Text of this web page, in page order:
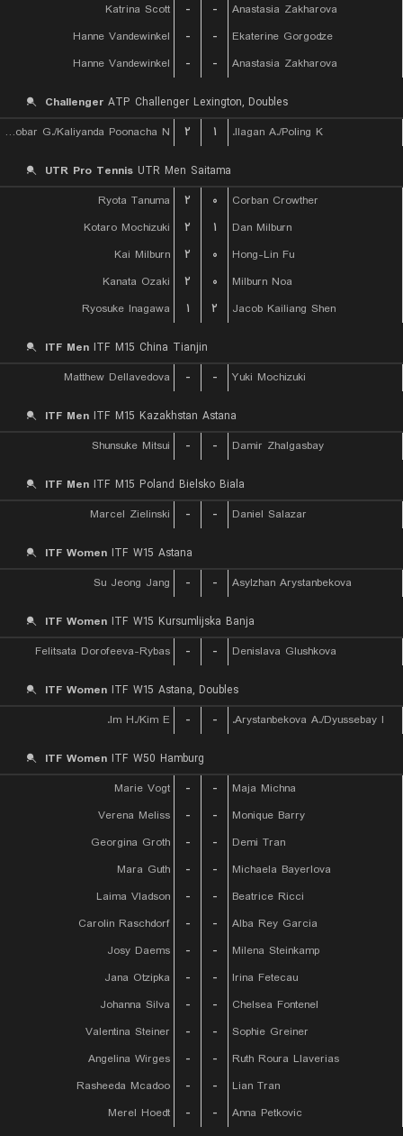
Katrina Scott
- -
Anastasia Zakharova
Hanne Vandewinkel
- -
Ekaterine Gorgodze
Hanne Vandewinkel
- - Anastasia Zakharova
Challenger ATP Challenger Lexington, Doubles
Escobar G./Kaliyanda Poonacha N.
۲ ۱ Ilagan A./Poling K.
UTR Pro Tennis UTR Men Saitama
Ryota Tanuma
۲ ۰
Corban Crowther
Kotaro Mochizuki
۲ ۱
Dan Milburn
Kai Milburn
۲ ۰
Hong-Lin Fu
Kanata Ozaki
۲ ۰
Milburn Noa
Ryosuke Inagawa
۱ ۲ Jacob Kailiang Shen
ITF Men ITF M15 China Tianjin
Matthew Dellavedova
- - Yuki Mochizuki
ITF Men ITF M15 Kazakhstan Astana
Shunsuke Mitsui
- - Damir Zhalgasbay
ITF Men ITF M15 Poland Bielsko Biala
Marcel Zielinski
- - Daniel Salazar
ITF Women ITF W15 Astana
Su Jeong Jang
- - Asylzhan Arystanbekova
ITF Women ITF W15 Kursumlijska Banja
Felitsata Dorofeeva-Rybas
- - Denislava Glushkova
ITF Women ITF W15 Astana, Doubles
Im H./Kim E.
- - Arystanbekova A./Dyussebay I.
ITF Women ITF W50 Hamburg
Marie Vogt
- -
Maja Michna
Verena Meliss
- -
Monique Barry
Georgina Groth
- -
Demi Tran
Mara Guth
- -
Michaela Bayerlova
Laima Vladson
- -
Beatrice Ricci
Carolin Raschdorf
- -
Alba Rey Garcia
Josy Daems
- -
Milena Steinkamp
Jana Otzipka
- -
Irina Fetecau
Johanna Silva
- -
Chelsea Fontenel
Valentina Steiner
- -
Sophie Greiner
Angelina Wirges
- -
Ruth Roura Llaverias
Rasheeda Mcadoo
- -
Lian Tran
Merel Hoedt
- - Anna Petkovic